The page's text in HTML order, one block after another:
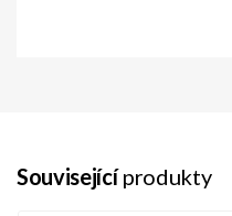
Související produkty